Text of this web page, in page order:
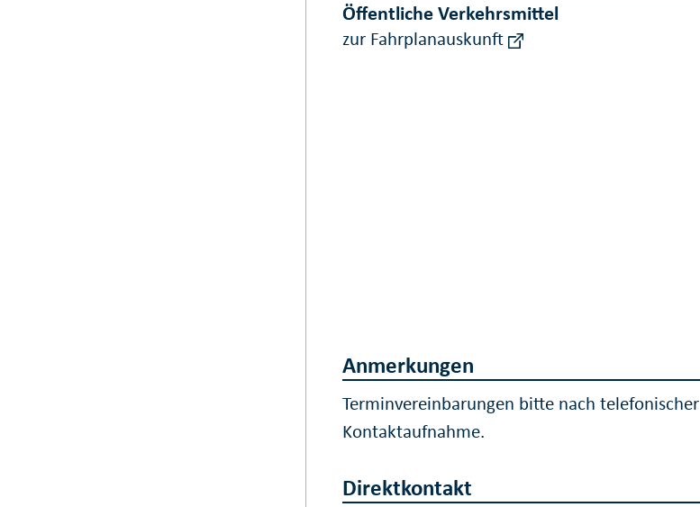
Öffentliche Verkehrsmittel
zur Fahrplanauskunft
Anmerkungen
Terminvereinbarungen bitte nach telefonischer
Kontaktaufnahme.
Direktkontakt